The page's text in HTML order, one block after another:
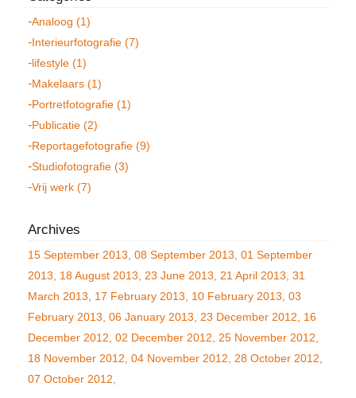
Analoog (1)
Interieurfotografie (7)
lifestyle (1)
Makelaars (1)
Portretfotografie (1)
Publicatie (2)
Reportagefotografie (9)
Studiofotografie (3)
Vrij werk (7)
15 September 2013 08 September 2013 01 September
2013
18 August 2013 23 June 2013 21 April 2013 31
March 2013
17 February 2013 10 February 2013 03
February 2013 06 January 2013 23 December 2012
16
December 2012 02 December 2012 25 November 2012
18 November 2012 04 November 2012 28 October 2012
07 October 2012